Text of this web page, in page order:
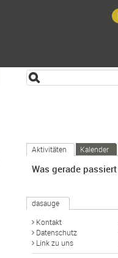
Aktivitäten Kalender
Was gerade passiert
dasauge
Kontakt
Datenschutz
Link zu uns